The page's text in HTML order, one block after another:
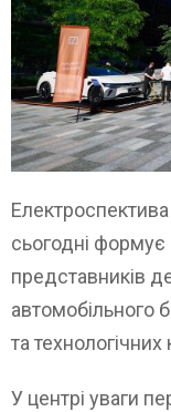
сьогодні формує
представників
автомобільного
та технологічних
У центрі уваги